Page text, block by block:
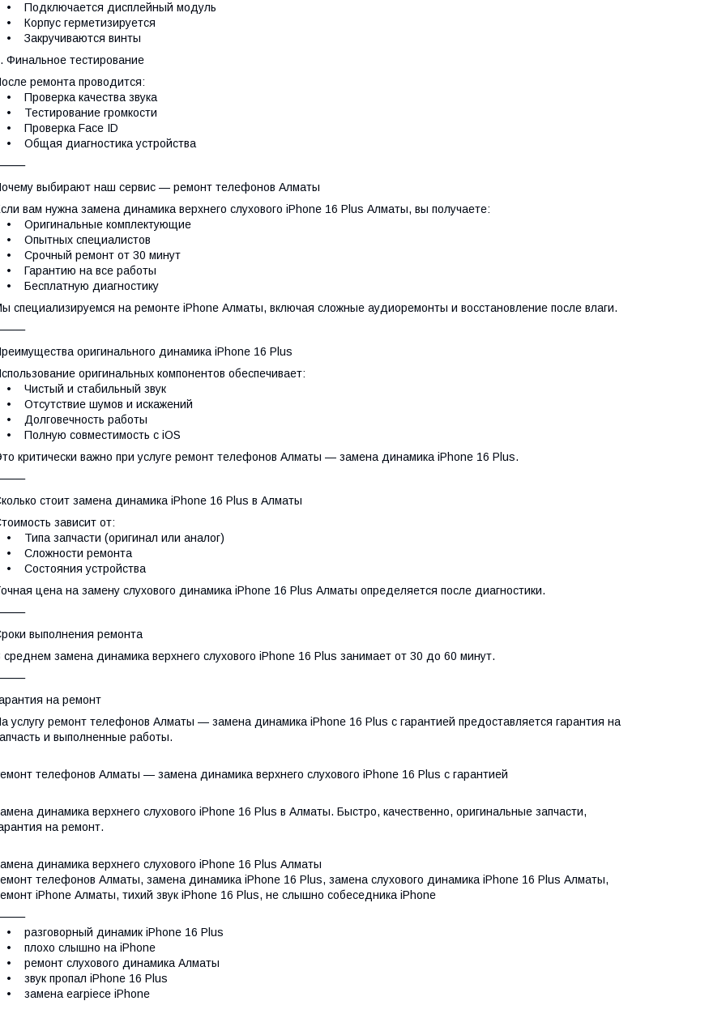
• Подключается дисплейный модуль
• Корпус герметизируется
• Закручиваются винты
Финальное тестирование
ремонта проводится:
• Проверка качества звука
• Тестирование громкости
• Проверка Face ID
• Общая диагностика устройства
выбирают наш сервис — ремонт телефонов Алматы
вам нужна замена динамика верхнего слухового iPhone 16 Plus Алматы, вы получаете:
• Оригинальные комплектующие
• Опытных специалистов
• Срочный ремонт от 30 минут
• Гарантию на все работы
• Бесплатную диагностику
специализируемся на ремонте iPhone Алматы, включая сложные аудиоремонты и восстановление после влаги.
оригинального динамика iPhone 16 Plus
оригинальных компонентов обеспечивает:
• Чистый и стабильный звук
• Отсутствие шумов и искажений
• Долговечность работы
• Полную совместимость с iOS
критически важно при услуге ремонт телефонов Алматы — замена динамика iPhone 16 Plus.
стоит замена динамика iPhone 16 Plus в Алматы
зависит от:
• Типа запчасти (оригинал или аналог)
• Сложности ремонта
• Состояния устройства
цена на замену слухового динамика iPhone 16 Plus Алматы определяется после диагностики.
выполнения ремонта
среднем замена динамика верхнего слухового iPhone 16 Plus занимает от 30 до 60 минут.
на ремонт
услугу ремонт телефонов Алматы — замена динамика iPhone 16 Plus с гарантией предоставляется гарантия на
и выполненные работы.
телефонов Алматы — замена динамика верхнего слухового iPhone 16 Plus с гарантией
динамика верхнего слухового iPhone 16 Plus в Алматы. Быстро, качественно, оригинальные запчасти,
на ремонт.
динамика верхнего слухового iPhone 16 Plus Алматы
телефонов Алматы, замена динамика iPhone 16 Plus, замена слухового динамика iPhone 16 Plus Алматы,
iPhone Алматы, тихий звук iPhone 16 Plus, не слышно собеседника iPhone
• разговорный динамик iPhone 16 Plus
• плохо слышно на iPhone
• ремонт слухового динамика Алматы
• звук пропал iPhone 16 Plus
• замена earpiece iPhone